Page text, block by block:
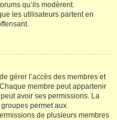
qu’ils modèrent.
les utilisateurs partent en
gérer l’accès des membres et
membre peut appartenir
avoir ses permissions. La
permet aux
de plusieurs membres